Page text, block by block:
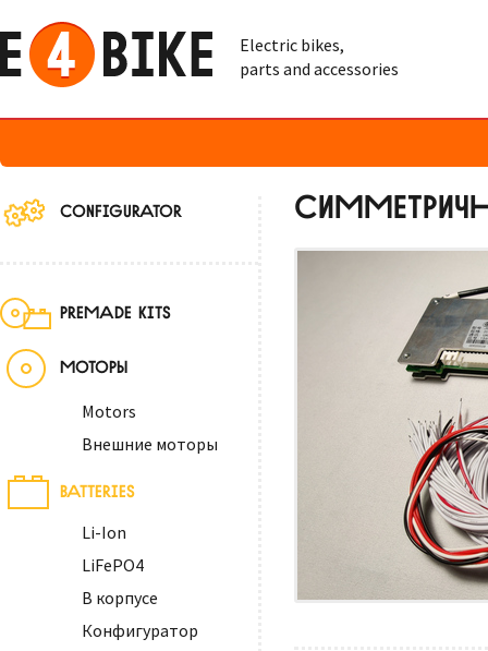
Electric bikes,
parts and accessories
CONFIGURATOR
PREMADE KITS
МОТОРЫ
Motors
Внешние моторы
BATTERIES
Li-Ion
LiFePO4
В корпусе
Конфигуратор